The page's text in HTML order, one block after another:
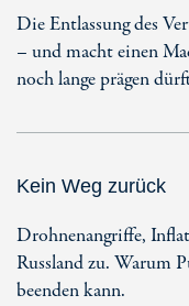
Die Entlassung des
– und macht einen
noch lange prägen
Kein Weg zurück
Drohnenangriffe,
Russland zu. Warum
beenden kann.